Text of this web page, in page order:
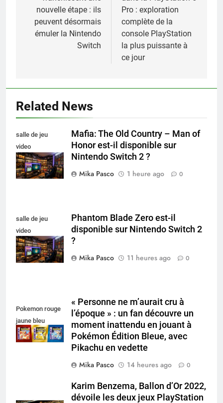
l’article
nouvelle étape : ils
peuvent désormais
émuler la Nintendo
Switch
Pro : exploration
complète de la
console PlayStation
la plus puissante à
ce jour
Related News
salle de jeu
video
collectionneur
Mafia: The Old Country – Man of
Honor est-il disponible sur
Nintendo Switch 2 ?
Mika Pasco
1 heure ago 0
salle de jeu
video
collectionneur
Phantom Blade Zero est-il
disponible sur Nintendo Switch 2
?
Mika Pasco
11 heures ago 0
Pokemon rouge
jaune bleu
« Personne ne m’aurait cru à
l’époque » : un fan découvre un
moment inattendu en jouant à
Pokémon Édition Bleue, avec
Pikachu en vedette
Mika Pasco
14 heures ago 0
Karim Benzema, Ballon d’Or 2022,
dévoile les deux jeux PlayStation